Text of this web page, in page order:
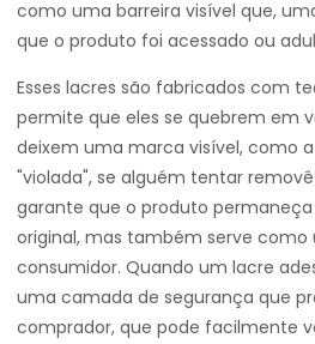
como uma barreira visível que,
que o produto foi acessado ou
Esses lacres são fabricados com
permite que eles se quebrem em
deixem uma marca visível, como
"violada", se alguém tentar
garante que o produto
original, mas também serve como
consumidor. Quando um lacre
uma camada de segurança que
comprador, que pode facilmente